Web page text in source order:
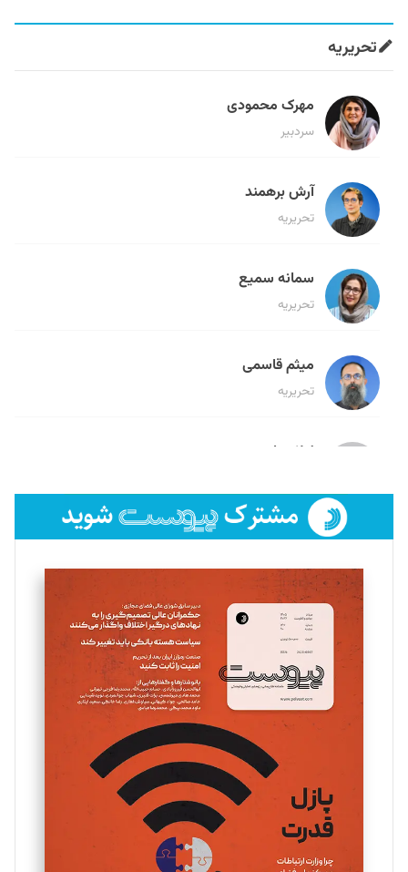
تحریریه
مهرک محمودی
سردبیر
آرش برهمند
تحریریه
سمانه سمیع
تحریریه
میثم قاسمی
تحریریه
لیلا حنارود
فائزه فتحی رستمی
تحریریه
سروش کرمیان
تحریریه
مینا پاکدل
یسنا امان‌پور
تحریریه